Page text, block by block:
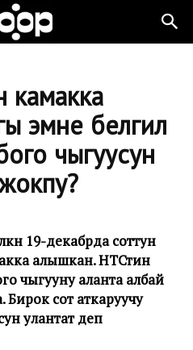
камакка
белгилүү
чыгуусун
19-декабрда соттун
алышкан. НТСтин
чыгууну аланта албай
Бирок сот аткаруучу
улантат деп